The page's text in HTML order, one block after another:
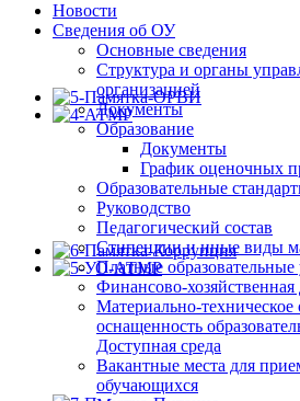
Новости
Сведения об ОУ
Основные сведения
Структура и органы
организацией
Документы
Образование
Документы
График оценочных
Образовательные
Руководство
Педагогический состав
Стипендии и иные виды
Платные образовательные
Финансово-хозяйственная
Материально-техническое
оснащенность
Доступная среда
Вакантные места для
обучающихся